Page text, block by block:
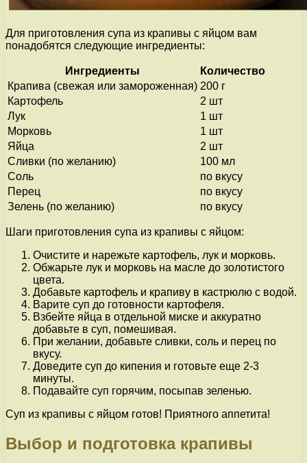
Для приготовления супа из крапивы с яйцом вам
понадобятся следующие ингредиенты:
Ингредиенты
Количество
Крапива (свежая или замороженная) 200 г
Картофель
2 шт
Лук
1 шт
Морковь
1 шт
Яйца
2 шт
Сливки (по желанию)
100 мл
Соль
по вкусу
Перец
по вкусу
Зелень (по желанию)
по вкусу
Шаги приготовления супа из крапивы с яйцом:
Очистите и нарежьте картофель, лук и морковь.
Обжарьте лук и морковь на масле до золотистого
цвета.
Добавьте картофель и крапиву в кастрюлю с водой.
Варите суп до готовности картофеля.
Взбейте яйца в отдельной миске и аккуратно
добавьте в суп, помешивая.
При желании, добавьте сливки, соль и перец по
вкусу.
Доведите суп до кипения и готовьте еще 2-3
минуты.
Подавайте суп горячим, посыпав зеленью.
Суп из крапивы с яйцом готов! Приятного аппетита!
Выбор и подготовка крапивы